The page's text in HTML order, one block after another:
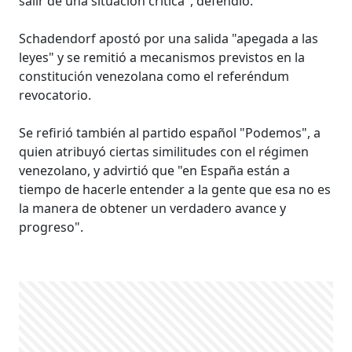
Schadendorf apostó por una salida "apegada a las
leyes" y se remitió a mecanismos previstos en la
constitución venezolana como el referéndum
revocatorio.
Se refirió también al partido español "Podemos", a
quien atribuyó ciertas similitudes con el régimen
venezolano, y advirtió que "en España están a
tiempo de hacerle entender a la gente que esa no es
la manera de obtener un verdadero avance y
progreso".